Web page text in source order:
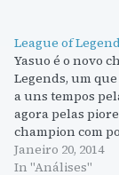
League of
Yasuo é o novo
Legends, um
a uns tempos
agora pelas
champion com
aproveitadas
souberem
Janeiro 20, 2014
In "Análises"